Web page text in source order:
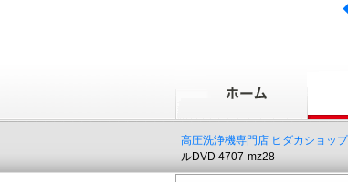
高圧洗浄機専門店 ヒダカショッ
ルDVD 4707-mz28